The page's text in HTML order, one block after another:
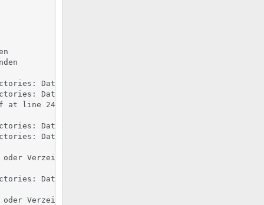
Datei oder Verzeichnis nicht gefunden
Datei oder Verzeichnis nicht gefunden
at line 247 will probably never match because it
Datei oder Verzeichnis nicht gefunden
Datei oder Verzeichnis nicht gefunden
Verzeichnis nicht gefunden
Datei oder Verzeichnis nicht gefunden
Verzeichnis nicht gefunden